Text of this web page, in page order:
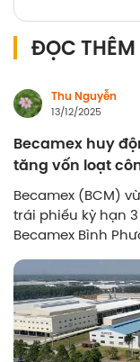
ĐỌC THÊM
Thu Nguyễn
13/12/2025
Becamex huy
tăng vốn loạt
Becamex (BCM)
trái phiếu kỳ hạn
Becamex Bình